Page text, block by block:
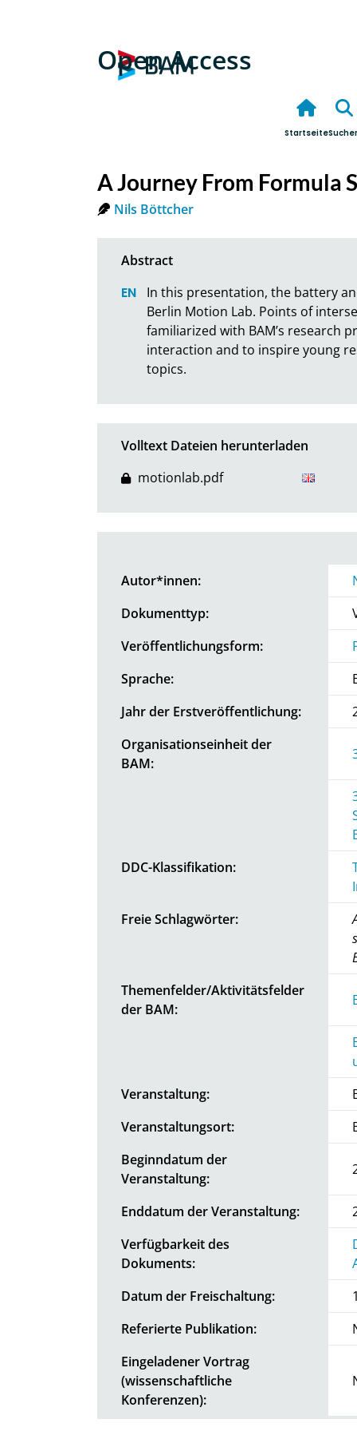
Open Access
Startseite
A Journey From Formula
Nils Böttcher
In this presentation, the battery
Berlin Motion Lab. Points of
familiarized with BAM’s research
interaction and to inspire young
topics.
Volltext Dateien herunterladen
motionlab.pdf
Autor*innen:
Dokumenttyp:
Veröffentlichungsform:
Sprache:
Jahr der Erstveröffentlichung:
Organisationseinheit der
BAM:
DDC-Klassifikation:
Freie Schlagwörter:
Themenfelder/Aktivitätsfelder
der BAM:
Veranstaltung:
Veranstaltungsort:
Beginndatum der
Veranstaltung:
Enddatum der Veranstaltung:
Verfügbarkeit des
Dokuments:
Datum der Freischaltung:
Referierte Publikation:
Eingeladener Vortrag
(wissenschaftliche
Konferenzen):